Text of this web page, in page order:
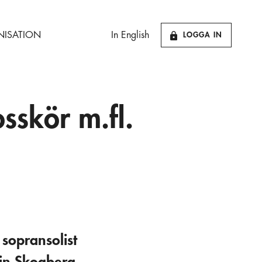
In English LOGGA IN
m.fl.